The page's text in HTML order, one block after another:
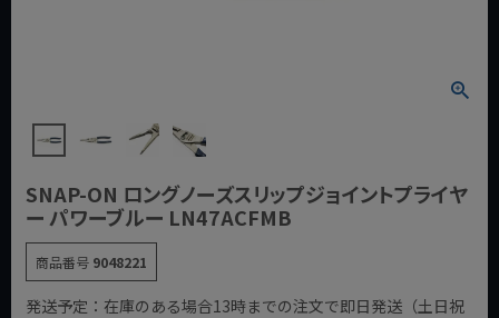
SNAP-ON ロングノーズスリップジョイントプライヤ
ー パワーブルー LN47ACFMB
商品番号 9048221
発送予定：在庫のある場合13時までの注文で即日発送（土日祝